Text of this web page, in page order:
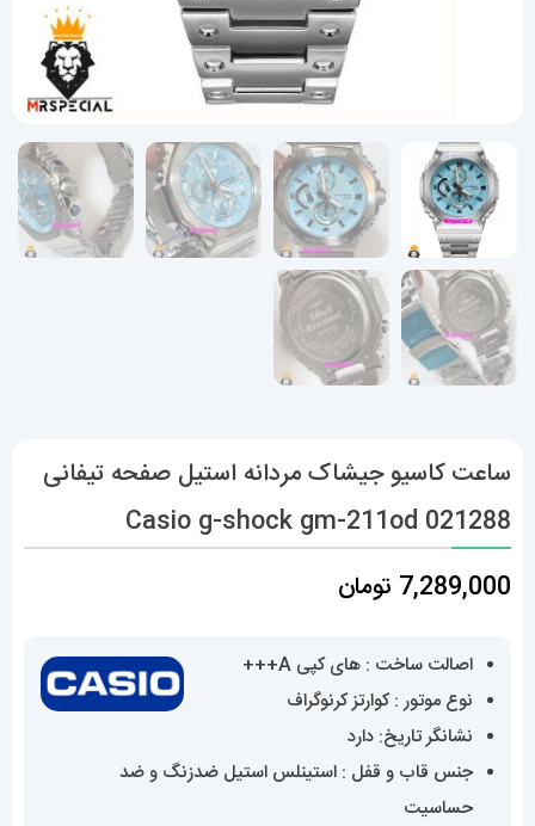
ساعت کاسیو جیشاک مردانه استیل صفحه تیفانی
Casio g-shock gm-211od 021288
7,289,000 تومان
اصالت ساخت : های کپی A+++
نوع موتور : کوارتز کرنوگراف
نشانگر تاریخ: دارد
جنس قاب و قفل : استینلس استیل ضدزنگ و ضد
حساسیت